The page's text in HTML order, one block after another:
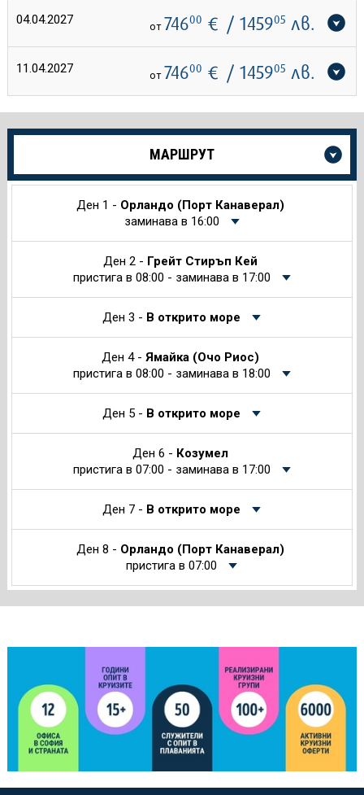
04.04.2027 от 74600 € / 145905 лв.
11.04.2027 от 74600 € / 145905 лв.
Още
за
МАРШРУТ
Ден 1 - Орландо (Порт Канаверал)
заминава в 16:00
Ден 2 - Грейт Стиръп Кей
пристига в 08:00 - заминава в 17:00
Ден 3 - В открито море
Ден 4 - Ямайка (Очо Риос)
пристига в 08:00 - заминава в 18:00
Ден 5 - В открито море
Ден 6 - Козумел
пристига в 07:00 - заминава в 17:00
Ден 7 - В открито море
Ден 8 - Орландо (Порт Канаверал)
пристига в 07:00